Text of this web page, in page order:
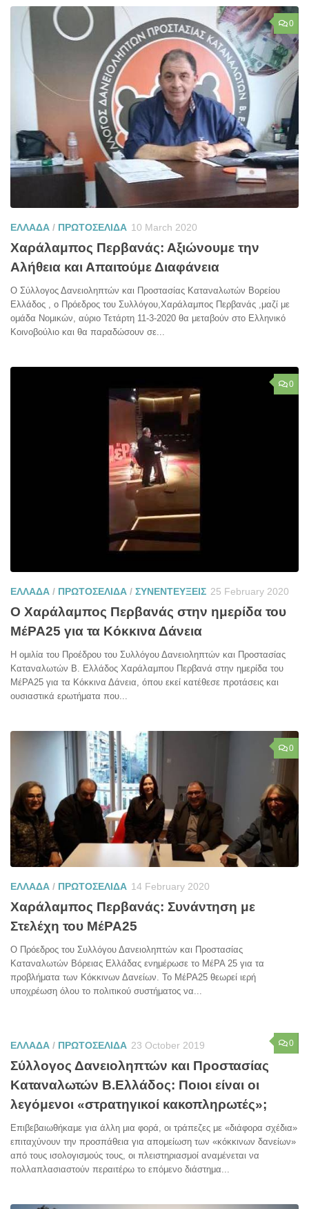
0
ΕΛΛΑΔΑ / ΠΡΩΤΟΣΕΛΙΔΑ 10 March 2020
Χαράλαμπος Περβανάς: Αξιώνουμε την
Αλήθεια και Απαιτούμε Διαφάνεια
Ο Σύλλογος Δανειοληπτών και Προστασίας Καταναλωτών Βορείου
Ελλάδος , ο Πρόεδρος του Συλλόγου,Χαράλαμπος Περβανάς ,μαζί με
ομάδα Νομικών, αύριο Τετάρτη 11-3-2020 θα μεταβούν στο Ελληνικό
Κοινοβούλιο και θα παραδώσουν σε...
0
ΕΛΛΑΔΑ / ΠΡΩΤΟΣΕΛΙΔΑ / ΣΥΝΕΝΤΕΥΞΕΙΣ 25 February 2020
Ο Χαράλαμπος Περβανάς στην ημερίδα του
ΜέΡΑ25 για τα Κόκκινα Δάνεια
Η ομιλία του Προέδρου του Συλλόγου Δανειοληπτών και Προστασίας
Καταναλωτών Β. Ελλάδος Χαράλαμπου Περβανά στην ημερίδα του
ΜέΡΑ25 για τα Κόκκινα Δάνεια, όπου εκεί κατέθεσε προτάσεις και
ουσιαστικά ερωτήματα που...
0
ΕΛΛΑΔΑ / ΠΡΩΤΟΣΕΛΙΔΑ 14 February 2020
Χαράλαμπος Περβανάς: Συνάντηση με
Στελέχη του ΜέΡΑ25
Ο Πρόεδρος του Συλλόγου Δανειοληπτών και Προστασίας
Καταναλωτών Βόρειας Ελλάδας ενημέρωσε το ΜέΡΑ 25 για τα
προβλήματα των Κόκκινων Δανείων. Το ΜέΡΑ25 θεωρεί ιερή
υποχρέωση όλου το πολιτικού συστήματος να...
0
ΕΛΛΑΔΑ / ΠΡΩΤΟΣΕΛΙΔΑ 23 October 2019
Σύλλογος Δανειοληπτών και Προστασίας
Καταναλωτών Β.Ελλάδος: Ποιοι είναι οι
λεγόμενοι «στρατηγικοί κακοπληρωτές»;
Επιβεβαιωθήκαμε για άλλη μια φορά, οι τράπεζες με «διάφορα σχέδια»
επιταχύνουν την προσπάθεια για απομείωση των «κόκκινων δανείων»
από τους ισολογισμούς τους, οι πλειστηριασμοί αναμένεται να
πολλαπλασιαστούν περαιτέρω το επόμενο διάστημα...